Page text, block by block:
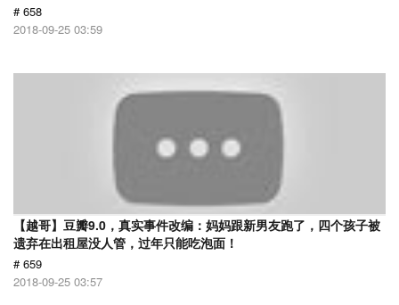
# 658
2018-09-25 03:59
【越哥】豆瓣9.0，真实事件改编：妈妈跟新男友跑了，四个孩子被
遗弃在出租屋没人管，过年只能吃泡面！
# 659
2018-09-25 03:57